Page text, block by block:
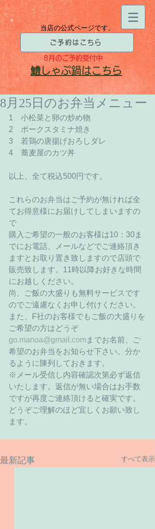
当店の公式ページです。
ご予約はこちら
8月のご予約受付中
​鱧しゃぶ鍋はこちら
8月25日のお弁当メニュー
1　小松菜と卵の炒め物
2　ポークスタミナ焼き
3　若鶏の唐揚げおろしダレ
4　蕎麦屋のカツ丼
以上、全て税込500円です。
これらのお弁当はご予約が無ければ全
てお得意様にお届けしてしまいますの
で
購入ご希望の一般のお客様は10：30ま
でにお電話、メールなどでご連絡頂き
ますとお取り置き致しますので店頭で
販売致します。11時以降お好きな時間
にお越しください。
尚、ご飯の大盛りも無料サービスです
のでご遠慮なくお申し付けください。
また、F社のお客様でもご飯の大盛りを
ご希望の方はどうぞ
go.manoa@gmail.com までお名前、ご
希望のお弁当をお知らせ下さい。分か
るように陳列しておきます。
※メール受信し内容確認次第必ず返信
いたします。返信が無い場合はお手数
ですが再度ご連絡頂けると確実です。
どうぞご理解のほど宜しくお願い致し
ます。
最新記事 すべて表示